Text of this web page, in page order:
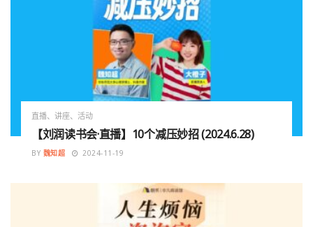
直播、讲座、活动
【刘润读书会·直播】10个减压妙招 (2024.6.28)
BY 魏知超 2024-11-19